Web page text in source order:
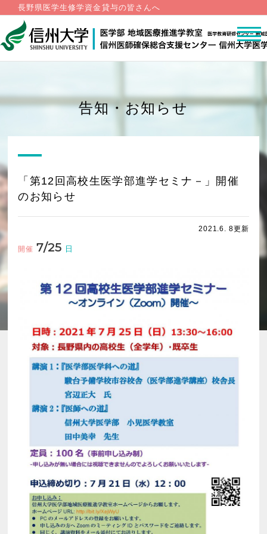
長野県医学生修学資金貸与の皆さんへ
告知・お知らせ
「第12回高校生医学部進学セミナ－」開催
のお知らせ
開催 7/25 日
2021.6. 8更新